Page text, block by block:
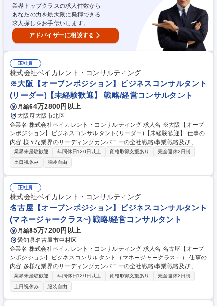
ィクスを活用した店舗出店戦略支援 ★官公庁：スマートシティ事業の海外
展開戦略の策定 など 募集職種 ※大阪【オープンポジション】ビジネスコ
ンサルタント(マネージャークラス)
業界トップクラスの求人件数から
あなたの力を最大限に発揮できる
求人探しをお手伝いします。
アドバイザーに相談する
正社員
株式会社ベイカレント・コンサルティング
※大阪【オープンポジション】ビジネスコンサルタント
(リーダー)【未経験歓迎】 戦略/経営コンサルタント
月給64万2800円以上
大阪府大阪市北区
企業名 株式会社ベイカレント・コンサルティング 求人名 ※大阪【オープ
ンポジション】ビジネスコンサルタント(リーダー)【未経験歓迎】 仕事の
内容 様々な業界のリーディングカンパニーの全社戦略/事業戦略及び、戦
略実現に向けたオペレーション検討/実行支援等、様々な課題解決を横断的
にご担当頂きます。 【プロジェクト事例】★銀行：モバイルペイメントサ
ービス立上げにおける事業戦略策定 ★素材：生成AIによる製鉄会社の安全
対策効率化 ★ハイテク：中国ロボティクス市場への新規参入戦略策定/推
進 ★ヘルスケア：製剤データのマネジメントシステム構築 ★航空：航空
会社のデジタルマーケティングの高度化 ★小売：データアナリティクスを
活用した店舗出店戦略支援 ★官公庁：スマートシティ事業の海外展開戦略
の策定 など 募集職種 ※大阪【オープンポジション】ビジネスコンサルタ
ント(リーダー)【未経験歓迎】
業界未経験歓迎 年間休日120日以上 資格取得支援あり
完全週休2日制
土日祝休み
服装自由
正社員
株式会社ベイカレント・コンサルティング
名古屋【オープンポジション】ビジネスコンサルタント
(マネージャークラス~) 戦略/経営コンサルタント
月給85万7200円以上
愛知県名古屋市中村区
企業名 株式会社ベイカレント・コンサルティング 求人名 名古屋【オープ
ンポジション】ビジネスコンサルタント（マネージャークラス～） 仕事の
内容 多様な業界のリーディングカンパニーの全社戦略/事業戦略及び、戦
略実現に向けたオペレーション検討/実行支援等、様々な課題解決を横断的
に推進・リードしていただきます。 【プロジェクト事例】★銀行：モバイ
ルペイメントサービス立上げにおける事業戦略策定 ★素材：生成AIによる
製鉄会社の安全対策効率化 ★ハイテク：中国ロボティクス市場への新規参
業界未経験歓迎 年間休日120日以上 資格取得支援あり
完全週休2日制
土日祝休み
服装自由